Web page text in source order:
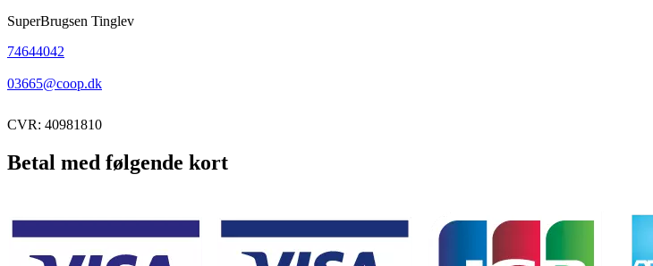
SuperBrugsen Tinglev
74644042
03665@coop.dk
CVR: 40981810
Betal med følgende kort